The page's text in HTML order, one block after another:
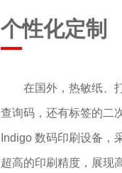
个性化定制
在国外，热敏纸、打
查询码，还有标签的二
Indigo 数码印刷设备，
超高的印刷精度，展现